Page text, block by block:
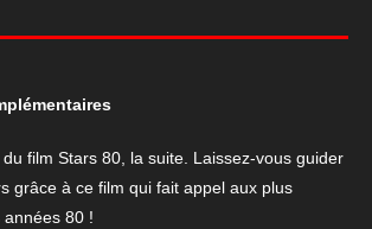
film Stars 80, la suite. Laissez-vous guider
grâce à ce film qui fait appel aux plus
80 !